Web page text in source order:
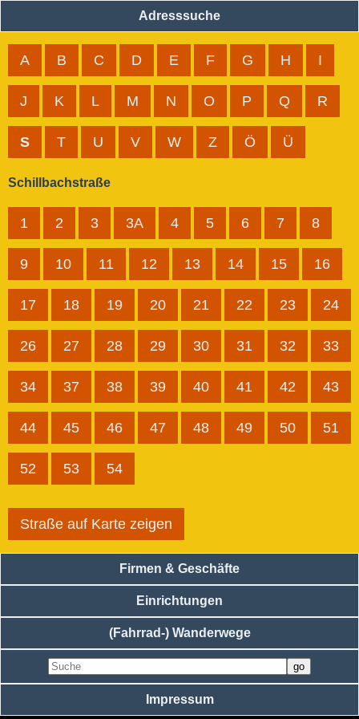
Adresssuche
A B C D E F G H I
J K L M N O P Q R
S T U V W Z Ö Ü
Schillbachstraße
1 2 3 3A 4 5 6 7 8
9 10 11 12 13 14 15 16
17 18 19 20 21 22 23 24
26 27 28 29 30 31 32 33
34 37 38 39 40 41 42 43
44 45 46 47 48 49 50 51
52 53 54
Straße auf Karte zeigen
Firmen & Geschäfte
Einrichtungen
(Fahrrad-) Wanderwege
Impressum